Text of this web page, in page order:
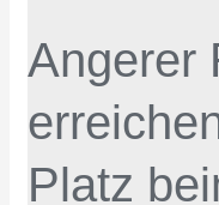
Angerer
Platz
starken
3.
Platz
Grand